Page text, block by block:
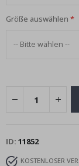
Größe auswählen
ID 11852
KOSTENLOSER